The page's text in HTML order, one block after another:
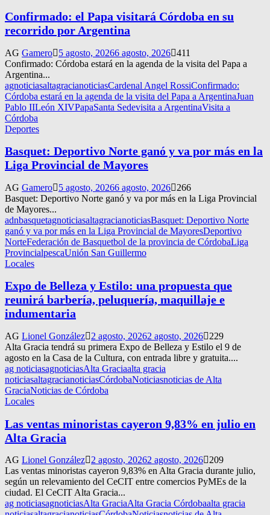
Confirmado: el Papa visitará Córdoba en su
recorrido por Argentina
AG Gamero 5 agosto, 20266 agosto, 2026 411
Confirmado: Córdoba estará en la agenda de la visita del Papa a
Argentina...
agnoticiasaltagracianoticiasCardenal Angel RossiConfirmado:
Córdoba estará en la agenda de la visita del Papa a ArgentinaJuan
Pablo IILeón XIVPapaSanta Sedevisita a ArgentinaVisita a
Córdoba
Deportes
Basquet: Deportivo Norte ganó y va por más en la
Liga Provincial de Mayores
AG Gamero 5 agosto, 20266 agosto, 2026
266
Basquet: Deportivo Norte ganó y va por más en la Liga Provincial
de Mayores...
adnbasquetagnoticiasaltagracianoticiasBasquet: Deportivo Norte
ganó y va por más en la Liga Provincial de MayoresDeportivo
NorteFederación de Basquetbol de la provincia de CórdobaLiga
ProvincialpescaUnión San Guillermo
Locales
Expo de Belleza y Estilo: una propuesta que
reunirá barbería, peluquería, maquillaje e
indumentaria
AG Lionel González 2 agosto, 20262 agosto, 2026
229
Alta Gracia tendrá su primera Expo de Belleza y Estilo el 9 de
agosto en la Casa de la Cultura, con entrada libre y gratuita....
ag noticiasagnoticiasAlta Graciaalta gracia
noticiasaltagracianoticiasCórdobaNoticiasnoticias de Alta
GraciaNoticias de Córdoba
Locales
Las ventas minoristas cayeron 9,83% en julio en
Alta Gracia
AG Lionel González 2 agosto, 20262 agosto, 2026
209
Las ventas minoristas cayeron 9,83% en Alta Gracia durante julio,
según un relevamiento del CeCIT entre comercios PyMEs de la
ciudad. El CeCIT Alta Gracia...
ag noticiasagnoticiasAlta GraciaAlta Gracia Córdobaalta gracia